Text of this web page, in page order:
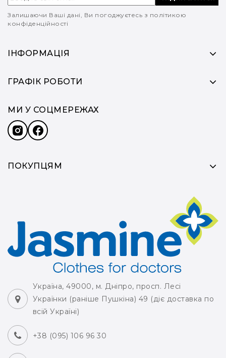
ІНФОРМАЦІЯ
ГРАФІК РОБОТИ
Україна, 49000, м. Дніпро, просп. Лесі
Українки (раніше Пушкіна) 49 (діє доставка по
всій Україні)
+38 (095) 106 96 30
ПОКУПЦЯМ
Залишаючи Ваші дані, Ви погоджуєтесь з політикою
конфіденційності
МИ У СОЦМЕРЕЖАХ